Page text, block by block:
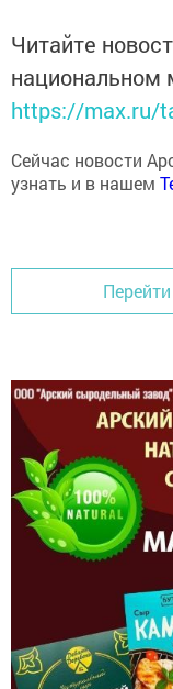
Читайте
национальном
https://max.ru/
Сейчас новости
узнать и в нашем